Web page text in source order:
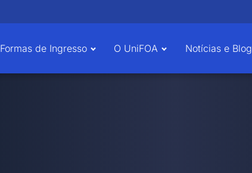
Formas de Ingresso O UniFOA Notícias e Blog